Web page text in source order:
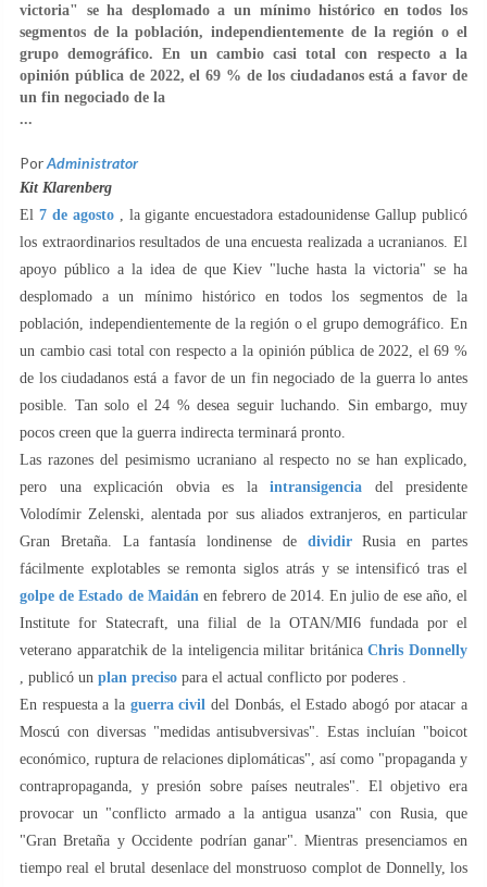
victoria" se ha desplomado a un mínimo histórico en todos los
segmentos de la población, independientemente de la región o el
grupo demográfico. En un cambio casi total con respecto a la
opinión pública de 2022, el 69 % de los ciudadanos está a favor de
un fin negociado de la
...
PorAdministrator
Kit Klarenberg
El 7 de agosto, la gigante encuestadora estadounidense Gallup publicó
los extraordinarios resultados de una encuesta realizada a ucranianos. El
apoyo público a la idea de que Kiev "luche hasta la victoria" se ha
desplomado a un mínimo histórico en todos los segmentos de la
población, independientemente de la región o el grupo demográfico. En
un cambio casi total con respecto a la opinión pública de 2022, el 69 %
de los ciudadanos está a favor de un fin negociado de la guerra lo antes
posible. Tan solo el 24 % desea seguir luchando. Sin embargo, muy
pocos creen que la guerra indirecta terminará pronto.
Las razones del pesimismo ucraniano al respecto no se han explicado,
pero una explicación obvia es la intransigencia del presidente
Volodímir Zelenski, alentada por sus aliados extranjeros, en particular
Gran Bretaña. La fantasía londinense de dividirRusia en partes
fácilmente explotables se remonta siglos atrás y se intensificó tras el
golpe de Estado de Maidán en febrero de 2014. En julio de ese año, el
Institute for Statecraft, una filial de la OTAN/MI6 fundada por el
veterano apparatchik de la inteligencia militar británicaChris Donnelly
, publicó un plan preciso para el actual conflicto por poderes .
En respuesta a la guerra civil del Donbás, el Estado abogó por atacar a
Moscú con diversas "medidas antisubversivas". Estas incluían "boicot
económico, ruptura de relaciones diplomáticas", así como "propaganda y
contrapropaganda, y presión sobre países neutrales". El objetivo era
provocar un "conflicto armado a la antigua usanza" con Rusia, que
"Gran Bretaña y Occidente podrían ganar". Mientras presenciamos en
tiempo real el brutal desenlace del monstruoso complot de Donnelly, los